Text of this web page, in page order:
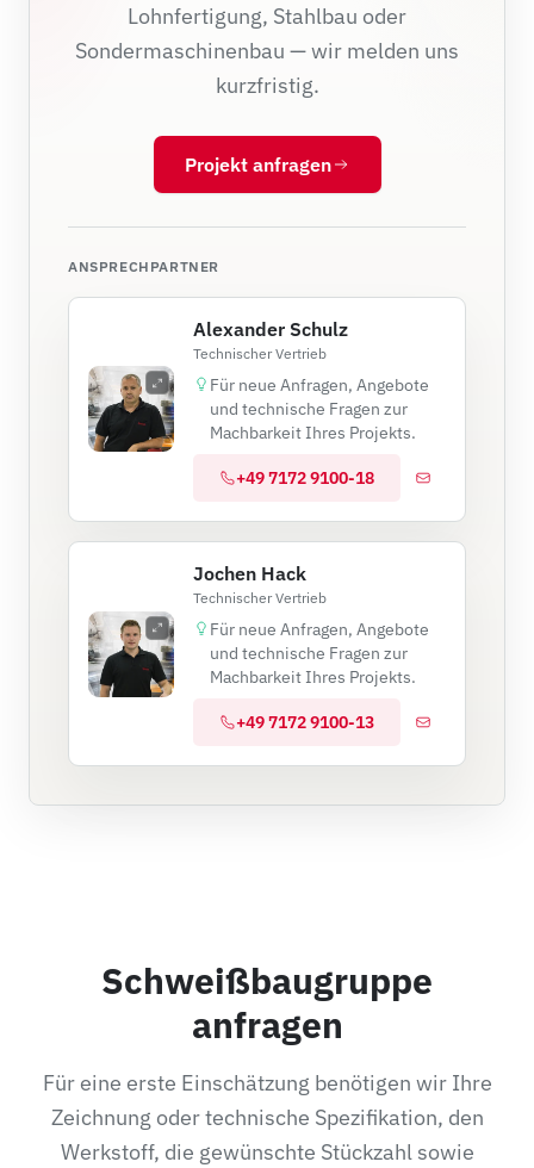
Lohnfertigung, Stahlbau oder
Sondermaschinenbau — wir melden uns
kurzfristig.
Projekt anfragen
ANSPRECHPARTNER
Alexander Schulz
Technischer Vertrieb
Für neue Anfragen, Angebote
und technische Fragen zur
Machbarkeit Ihres Projekts.
+49 7172 9100-18
Jochen Hack
Technischer Vertrieb
Für neue Anfragen, Angebote
und technische Fragen zur
Machbarkeit Ihres Projekts.
+49 7172 9100-13
Schweißbaugruppe
anfragen
Für eine erste Einschätzung benötigen wir Ihre
Zeichnung oder technische Spezifikation, den
Werkstoff, die gewünschte Stückzahl sowie